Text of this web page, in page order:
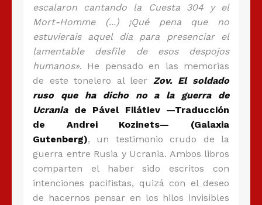
escalaron cantando la Cuesta 304 y el
Mort-Homme (...) ¡Qué pena que no
estuvierais aquel día para presenciar el
lamentable desfile de esos despojos
humanos». He pensado en las memorias
de este tonelero al leer Zov. El soldado
ruso que ha dicho no a la guerra de
Ucraniade Pável Filátiev —Traducción
de Andrei Kozinets— (Galaxia
Gutenberg), un testimonio crudo de la
guerra entre Rusia y Ucrania. Ambos libros
comparten el haber sido escritos con
intenciones pacifistas, quizá con el deseo
de hacernos pensar en los hilos invisibles